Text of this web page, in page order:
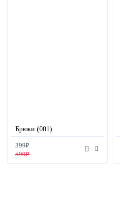
Брюки (001)
399₽
599₽